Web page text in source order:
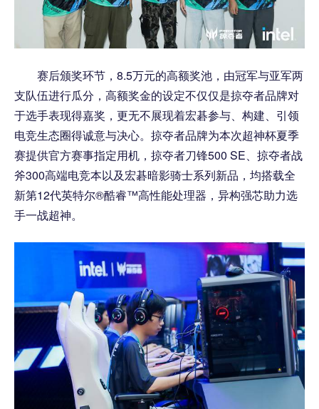
赛后颁奖环节，8.5万元的高额奖池，由冠军与亚军两
支队伍进行瓜分，高额奖金的设定不仅仅是掠夺者品牌对
于选手表现得嘉奖，更无不展现着宏碁参与、构建、引领
电竞生态圈得诚意与决心。掠夺者品牌为本次超神杯夏季
赛提供官方赛事指定用机，掠夺者刀锋500 SE、掠夺者战
斧300高端电竞本以及宏碁暗影骑士系列新品，均搭载全
新第12代英特尔®酷睿™高性能处理器，异构强芯助力选
手一战超神。